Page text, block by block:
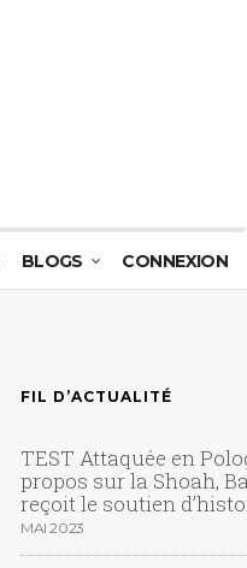
BLOGS CONNEXION
FIL D’ACTUALITÉ
TEST Attaquée en
propos sur la Shoah,
reçoit le soutien
MAI 2023